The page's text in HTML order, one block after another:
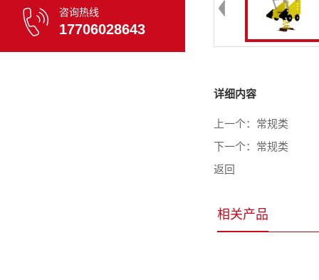
咨询热线
17706028643
详细内容
上一个： 常规类
下一个： 常规类
返回
相关产品